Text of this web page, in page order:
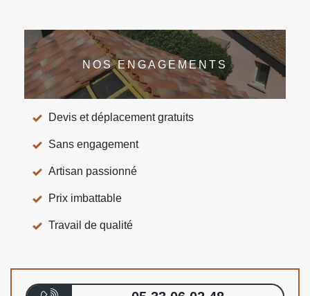
NOS ENGAGEMENTS
Devis et déplacement gratuits
Sans engagement
Artisan passionné
Prix imbattable
Travail de qualité